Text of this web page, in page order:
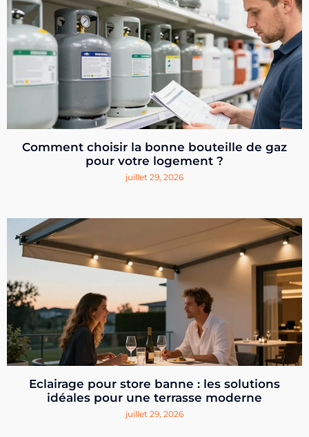
Comment choisir la bonne bouteille de gaz
pour votre logement ?
juillet 29, 2026
Eclairage pour store banne : les solutions
idéales pour une terrasse moderne
juillet 29, 2026